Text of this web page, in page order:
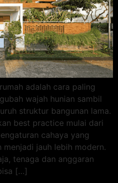
adalah cara paling
wajah hunian sambil
struktur bangunan lama.
best practice mulai dari
cahaya yang
jauh lebih modern.
tenaga dan anggaran
[…]